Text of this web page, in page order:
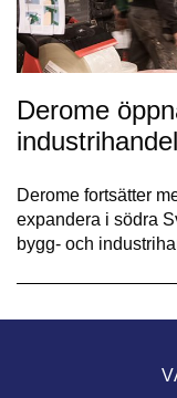
Derome
Derome fortsätter
expandera i södra
bygg- och